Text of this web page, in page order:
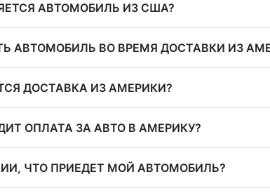
АВТОМОБИЛЬ ИЗ США?
АВТОМОБИЛЬ ВО ВРЕМЯ ДОСТАВКИ ИЗ
ДОСТАВКА ИЗ АМЕРИКИ?
ОПЛАТА ЗА АВТО В АМЕРИКУ?
ЧТО ПРИЕДЕТ МОЙ АВТОМОБИЛЬ?